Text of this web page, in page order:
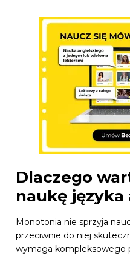
Dlaczego
naukę języka
Monotonia nie sprzyja
przeciwnie do niej
wymaga kompleksowego